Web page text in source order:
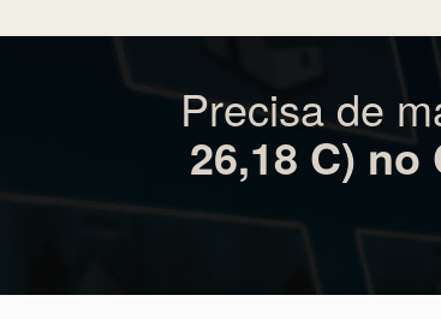
Precisa de
26,18 C)